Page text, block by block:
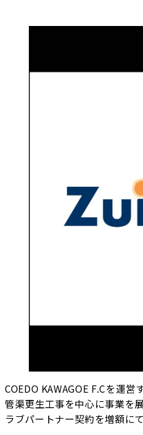
COEDO KAWAGOE F.Cを運
管渠更生工事を中心に事業を
ラブパートナー契約を増額に